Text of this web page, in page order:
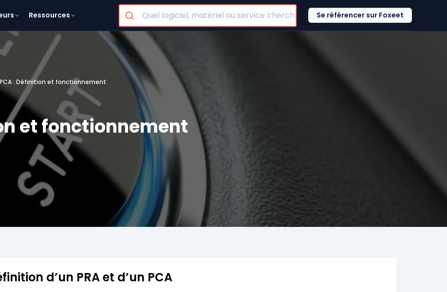
Ressources Se référencer sur Foxeet
PCA : Définition et fonctionnement
et fonctionnement
d’un PRA et d’un PCA